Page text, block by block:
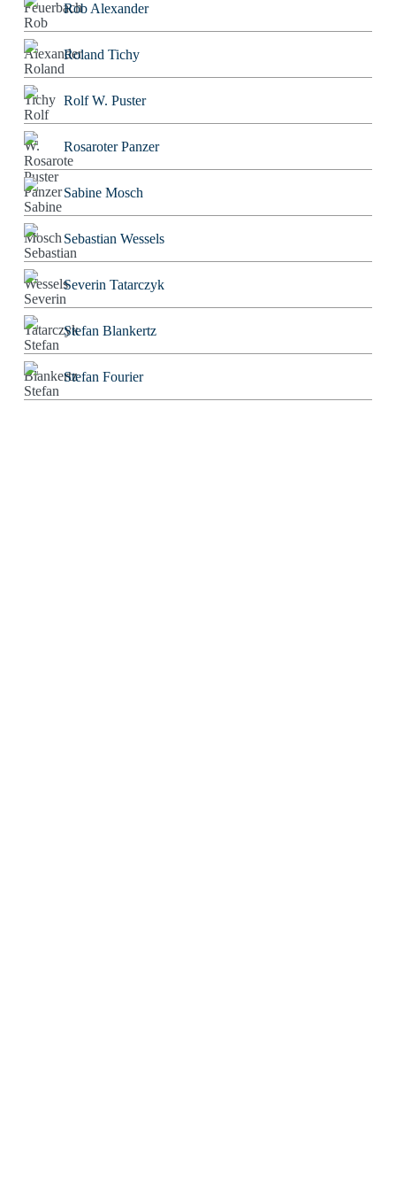
Rob Alexander
Roland Tichy
Rolf W. Puster
Rosaroter Panzer
Sabine Mosch
Sebastian Wessels
Severin Tatarczyk
Stefan Blankertz
Stefan Fourier